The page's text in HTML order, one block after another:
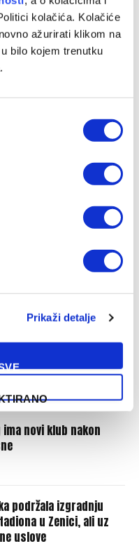
kolačića. Kolačiće
ažurirati klikom na
bilo kojem trenutku
Prikaži detalje
spisak za Tursku i
ima novi klub nakon
podržala izgradnju
u Zenici, ali uz
uslove